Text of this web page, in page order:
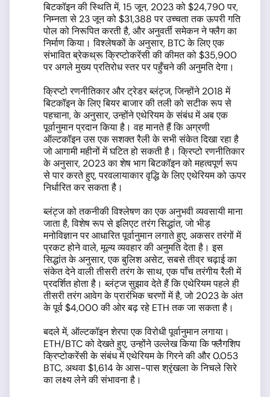
बिटकॉइन की स्थिति में, 15 जून, 2023 को $24,790 पर,
निम्नता से 23 जून को $31,388 पर उच्चता तक ऊपरी गति
पोल को निरूपित करती है, और अनुवर्ती समेकन ने फ्लैग का
निर्माण किया। विश्लेषकों के अनुसार, BTC के लिए एक
संभावित ब्रेकथ्रू क्रिप्टोकरेंसी की कीमत को $35,900
पर अगले मुख्य प्रतिरोध स्तर पर पहुँचने की अनुमति देगा।
क्रिप्टो रणनीतिकार और ट्रेडर ब्लंट्ज, जिन्होंने 2018 में
बिटकॉइन के लिए बियर बाजार की तली को सटीक रूप से
पहचाना, के अनुसार, उन्होंने एथेरियम के संबंध में अब एक
पूर्वानुमान प्रदान किया है। वह मानते हैं कि अग्रणी
ऑल्टकॉइन उस एक सशक्त रैली के सभी संकेत दिखा रहा है
जो आगामी महीनों में घटित हो सकती है। क्रिप्टो रणनीतिकार
के अनुसार, 2023 का शेष भाग बिटकॉइन को महत्वपूर्ण रूप
से पार करते हुए, परवलायाकार वृद्धि के लिए एथेरियम को ऊपर
निर्धारित कर सकता है।
ब्लंट्ज को तकनीकी विश्लेषण का एक अनुभवी व्यवसायी माना
जाता है, विशेष रूप से इलिएट तरंग सिद्धांत, जो भीड़
मनोविज्ञान पर आधारित पूर्वानुमान लगाते हुए, अकसर तरंगों में
प्रकट होने वाले, मूल्य व्यवहार की अनुमति देता है। इस
सिद्धांत के अनुसार, एक बुलिश असेट, सबसे तीव्र चढ़ाई का
संकेत देने वाली तीसरी तरंग के साथ, एक पाँच तरंगीय रैली में
प्रदर्शित होता है। ब्लंट्ज सुझाव देते हैं कि एथेरियम पहले ही
तीसरी तरंग आवेग के प्रारंभिक चरणों में है, जो 2023 के अंत
के पूर्व $4,000 की ओर बढ़ रहे ETH तक जा सकता है।
बदले में, ऑल्टकॉइन शेरपा एक विरोधी पूर्वानुमान लगाया।
ETH/BTC को देखते हुए, उन्होंने उल्लेख किया कि फ्लैगशिप
क्रिप्टोकरेंसी के संबंध में एथेरियम के गिरने की और 0.053
BTC, अथवा $1,614 के आस-पास श्रृंखला के निचले सिरे
का लक्ष्य लेने की संभावना है।